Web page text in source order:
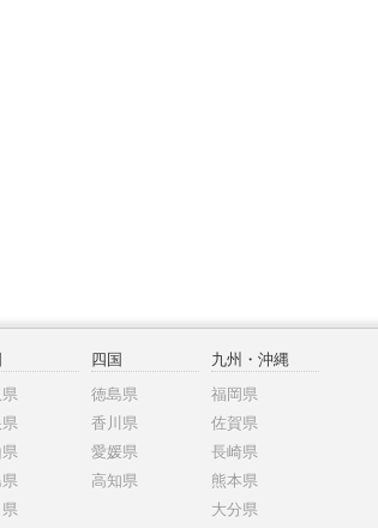
四国
徳島県
香川県
愛媛県
高知県
九州・沖縄
福岡県
佐賀県
長崎県
熊本県
大分県